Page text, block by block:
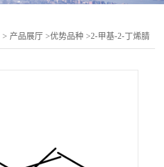
> 产品展厅 >优势品种 >2-甲基-2-丁烯腈